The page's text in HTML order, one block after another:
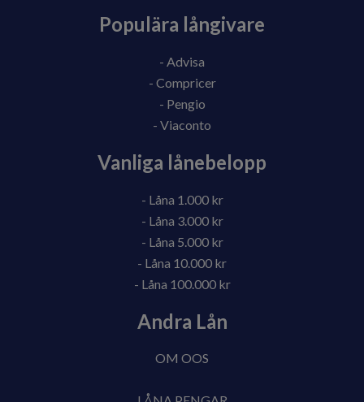
Populära långivare
- Advisa
- Compricer
- Pengio
- Viaconto
Vanliga lånebelopp
- Låna 1.000 kr
- Låna 3.000 kr
- Låna 5.000 kr
- Låna 10.000 kr
- Låna 100.000 kr
Andra Lån
OM OOS